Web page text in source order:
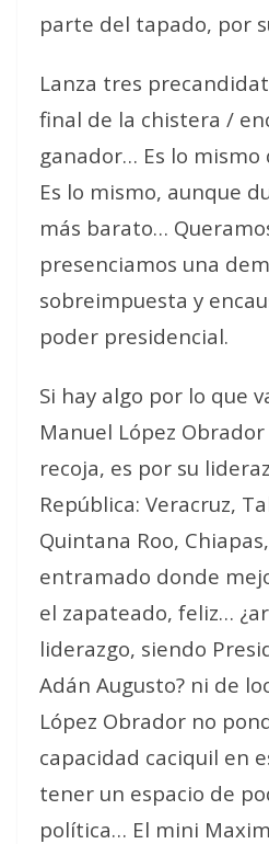
parte del tapado, por
Lanza tres
final de la chistera /
ganador… Es lo mismo
Es lo mismo, aunque
más barato…
presenciamos una
sobreimpuesta y
poder presidencial.
Si hay algo por lo que
Manuel López
recoja, es por su
República: Veracruz,
Quintana Roo,
entramado donde
el zapateado, feliz…
liderazgo, siendo
Adán Augusto? ni de
López Obrador no
capacidad caciquil en
tener un espacio de
política… El mini